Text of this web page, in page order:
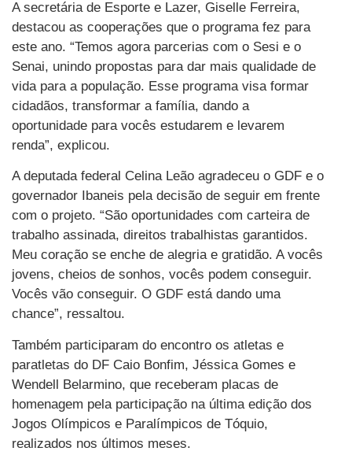
A secretária de Esporte e Lazer, Giselle Ferreira,
destacou as cooperações que o programa fez para
este ano. “Temos agora parcerias com o Sesi e o
Senai, unindo propostas para dar mais qualidade de
vida para a população. Esse programa visa formar
cidadãos, transformar a família, dando a
oportunidade para vocês estudarem e levarem
renda”, explicou.
A deputada federal Celina Leão agradeceu o GDF e o
governador Ibaneis pela decisão de seguir em frente
com o projeto. “São oportunidades com carteira de
trabalho assinada, direitos trabalhistas garantidos.
Meu coração se enche de alegria e gratidão. A vocês
jovens, cheios de sonhos, vocês podem conseguir.
Vocês vão conseguir. O GDF está dando uma
chance”, ressaltou.
Também participaram do encontro os atletas e
paratletas do DF Caio Bonfim, Jéssica Gomes e
Wendell Belarmino, que receberam placas de
homenagem pela participação na última edição dos
Jogos Olímpicos e Paralímpicos de Tóquio,
realizados nos últimos meses.